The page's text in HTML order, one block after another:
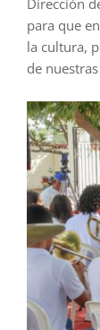
Dirección
para que
la cultura,
de